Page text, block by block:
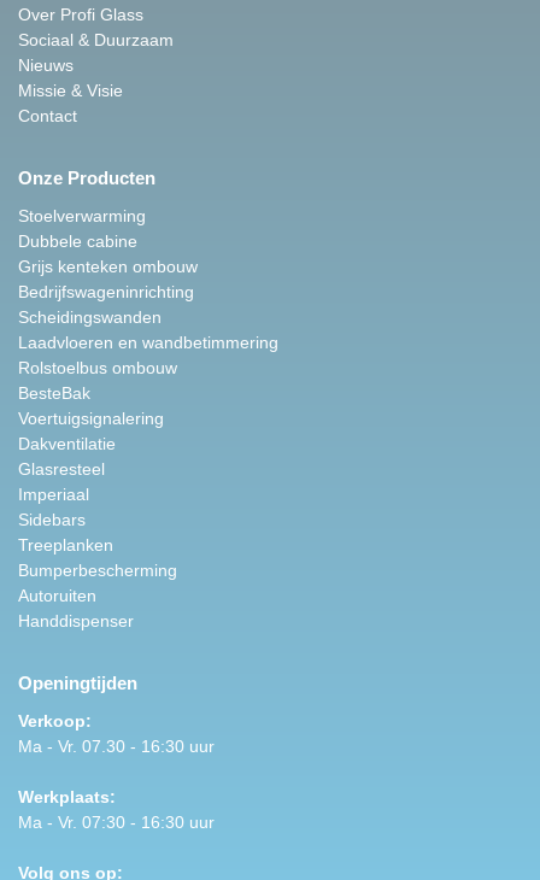
Over Profi Glass
Sociaal & Duurzaam
Nieuws
Missie & Visie
Contact
Onze Producten
Stoelverwarming
Dubbele cabine
Grijs kenteken ombouw
Bedrijfswageninrichting
Scheidingswanden
Laadvloeren en wandbetimmering
Rolstoelbus ombouw
BesteBak
Voertuigsignalering
Dakventilatie
Glasresteel
Imperiaal
Sidebars
Treeplanken
Bumperbescherming
Autoruiten
Handdispenser
Openingtijden
Verkoop:
Ma - Vr. 07.30 - 16:30 uur
Werkplaats:
Ma - Vr. 07:30 - 16:30 uur
Volg ons op: